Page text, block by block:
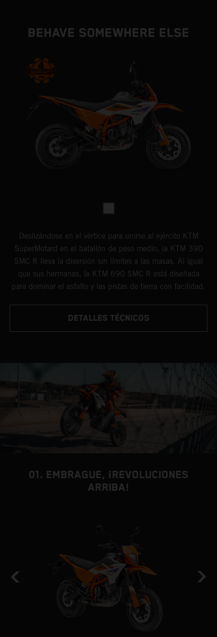
BEHAVE SOMEWHERE ELSE
Deslizándose en el vértice para unirse al ejército KTM
SuperMotard en el batallón de peso medio, la KTM 390
SMC R lleva la diversión sin límites a las masas. Al igual
que sus hermanas, la KTM 690 SMC R está diseñada
para dominar el asfalto y las pistas de tierra con facilidad.
DETALLES TÉCNICOS
01. EMBRAGUE, ¡REVOLUCIONES
ARRIBA!